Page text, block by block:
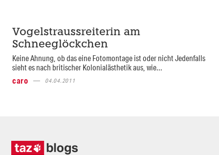
Vogelstraussreiterin am
Schneeglöckchen
Keine Ahnung, ob das eine Fotomontage ist oder nicht Jedenfalls
sieht es nach britischer Kolonialästhetik aus, wie...
caro
04.04.2011